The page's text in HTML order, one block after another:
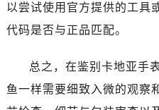
以尝试使用官方提供的工具
代码是否与正品匹配。
总之，在鉴别卡地亚手
鱼一样需要细致入微的观察